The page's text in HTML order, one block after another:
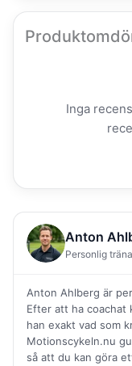
Inga
Anton
Personlig
Anton Ahlberg är
Efter att ha coachat
han exakt vad som
Motionscykeln.nu
så att du kan göra